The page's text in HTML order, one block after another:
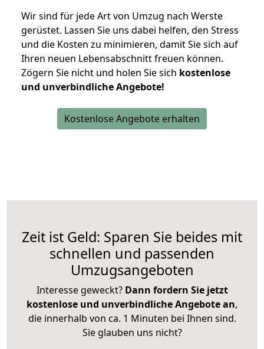
Wir sind für jede Art von Umzug nach Werste
gerüstet. Lassen Sie uns dabei helfen, den Stress
und die Kosten zu minimieren, damit Sie sich auf
Ihren neuen Lebensabschnitt freuen können.
Zögern Sie nicht und holen Sie sich kostenlose
und unverbindliche Angebote!
Kostenlose Angebote erhalten
Zeit ist Geld: Sparen Sie beides mit
schnellen und passenden
Umzugsangeboten
Interesse geweckt? Dann fordern Sie jetzt
kostenlose und unverbindliche Angebote an,
die innerhalb von ca. 1 Minuten bei Ihnen sind.
Sie glauben uns nicht?